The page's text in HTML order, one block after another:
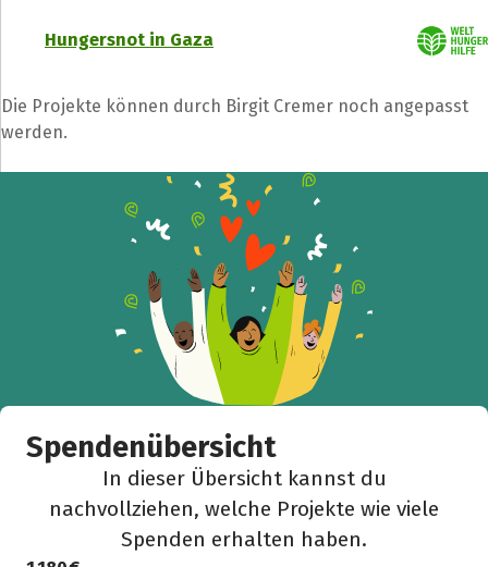
Hungersnot in Gaza
Die Projekte können durch Birgit Cremer noch angepasst
werden.
Spendenübersicht
In dieser Übersicht kannst du
nachvollziehen, welche Projekte wie viele
Spenden erhalten haben.